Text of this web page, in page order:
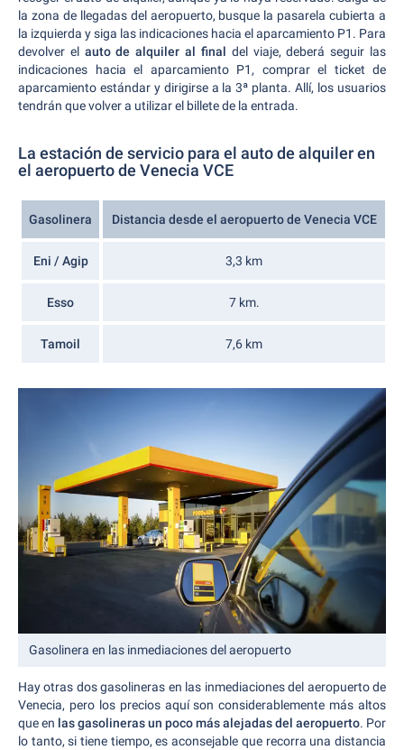
la zona de llegadas del aeropuerto, busque la pasarela cubierta a
la izquierda y siga las indicaciones hacia el aparcamiento P1. Para
devolver el auto de alquiler al final del viaje, deberá seguir las
indicaciones hacia el aparcamiento P1, comprar el ticket de
aparcamiento estándar y dirigirse a la 3ª planta. Allí, los usuarios
tendrán que volver a utilizar el billete de la entrada.
La estación de servicio para el auto de alquiler en
el aeropuerto de Venecia VCE
Gasolinera Distancia desde el aeropuerto de Venecia VCE
Eni / Agip 3,3 km
Esso 7 km.
Tamoil 7,6 km
Gasolinera en las inmediaciones del aeropuerto
Hay otras dos gasolineras en las inmediaciones del aeropuerto de
Venecia, pero los precios aquí son considerablemente más altos
que en las gasolineras un poco más alejadas del aeropuerto. Por
lo tanto, si tiene tiempo, es aconsejable que recorra una distancia